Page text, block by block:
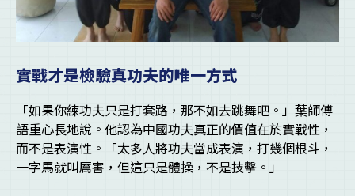
實戰才是檢驗真功夫的唯一方式
「如果你練功夫只是打套路，那不如去跳舞吧。」葉師傅
語重心長地說。他認為中國功夫真正的價值在於實戰性，
而不是表演性。「太多人將功夫當成表演，打幾個根斗，
一字馬就叫厲害，但這只是體操，不是技擊。」